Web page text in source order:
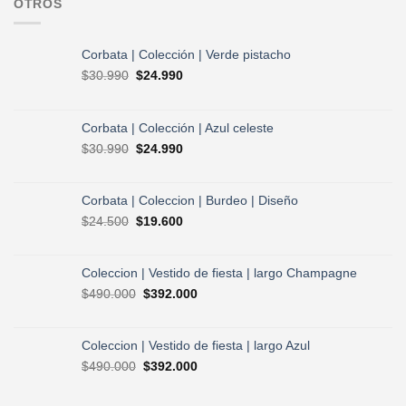
OTROS
Corbata | Colección | Verde pistacho
$30.990 El
era:
$24.990El
es:
$24.990.
Corbata | Colección | Azul celeste
$30.990 El
era:
$30.990.
$24.990El
es:
Corbata | Coleccion | Burdeo | Diseño
$24.500 El
era:
$24.500.
$19.600El
es:
Coleccion | Vestido de fiesta | largo Champagne
$490.000 El
era:
$490.000.
$392.000El
es:
Coleccion | Vestido de fiesta | largo Azul
$490.000 El
$392.000El